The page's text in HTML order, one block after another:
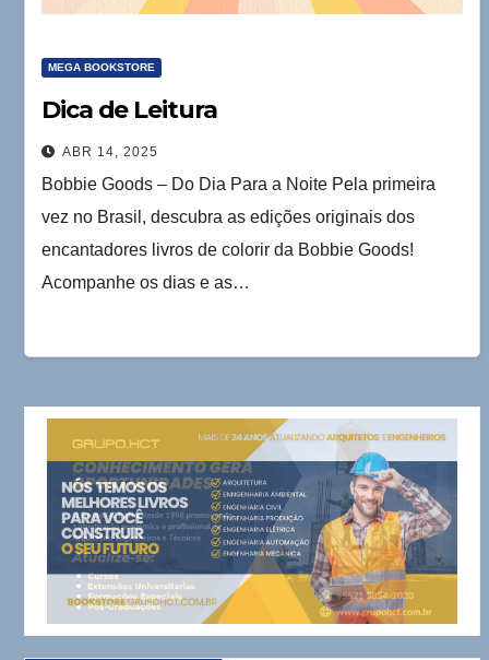
MEGA BOOKSTORE
Dica de Leitura
ABR 14, 2025
Bobbie Goods – Do Dia Para a Noite Pela primeira
vez no Brasil, descubra as edições originais dos
encantadores livros de colorir da Bobbie Goods!
Acompanhe os dias e as…